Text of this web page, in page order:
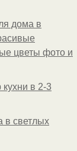
дома в
цветы фото и
в 2-3
в светлых